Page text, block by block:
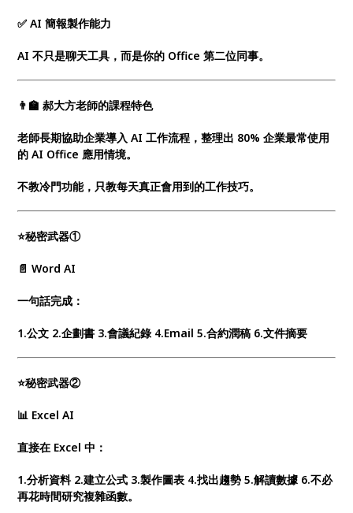
✅ AI 簡報製作能力
AI 不只是聊天工具，而是你的 Office 第二位同事。
👨‍🏫 郝大方老師的課程特色
老師長期協助企業導入 AI 工作流程，整理出 80% 企業最常使用
的 AI Office 應用情境。
不教冷門功能，只教每天真正會用到的工作技巧。
⭐秘密武器①
📄 Word AI
一句話完成：
1.公文 2.企劃書 3.會議紀錄 4.Email 5.合約潤稿 6.文件摘要
⭐秘密武器②
📊 Excel AI
直接在 Excel 中：
1.分析資料 2.建立公式 3.製作圖表 4.找出趨勢 5.解讀數據 6.不必
再花時間研究複雜函數。